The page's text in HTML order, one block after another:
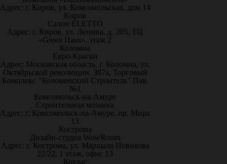
Адрес: г. Киров, ул. Комсомольская, дом 14
Киров
Салон ELETTO
Адрес: г. Киров, ул. Ленина, д. 205, ТЦ
«Green Haus», этаж 2
Коломна
Евро-Краски
Адрес: Московская область, г. Коломна, ул.
Октябрьской революции, 387а, Торговый
Комплекс "Коломенский Строитель" Пав.
№1
Комсомольск-на-Амуре
Строительная мозаика
Адрес: г. Комсомольск-на-Амуре, пр. Мира
13
Кострома
Дизайн-студия WowRoom
Адрес: г. Кострома, ул. Маршала Новикова
22/22, 1 этаж, офис 13
Котлас